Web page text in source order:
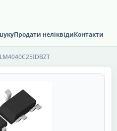
Продати неліквідиКонтакти